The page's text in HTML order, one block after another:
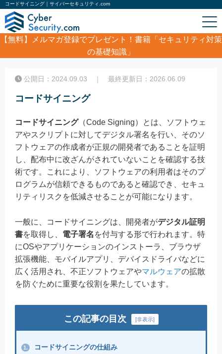
コードサイニング｜サイバーセキュリティ.com
【無料】
メルマガ登録でプレゼント！書籍「セキュリティ対策
の基礎知識」
コードサイニング
公開日：2024.09.03 ｜ 最終更新日：2026.06.09
コードサイニング
コードサイニング（Code Signing）とは、ソフトウェ
アやスクリプトに対してデジタル署名を行い、そのソ
フトウェアの作成者が正規の開発者であることを証明
し、配布中に改ざんがされていないことを確認する技
術です。これにより、ソフトウェアの利用者はそのプ
ログラムが信頼できるものであると確認でき、セキュ
リティリスクを低減させることが可能になります。
一般に、コードサイニングは、開発者がデジタル証明
書を取得し、 電子署名 を付与する形で行われます。特
にOSやアプリケーションのインストーラ、ブラウザ
拡張機能、モバイルアプリ、デバイスドライバなどに
広く活用され、不正ソフトウェアやマルウェアの拡散
を防ぐために重要な役割を果たしています。
この記事の目次 [非表示]
1. コードサイニングの仕組み